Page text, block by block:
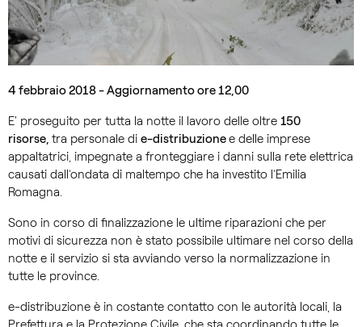
4 febbraio 2018 - Aggiornamento ore 12,00
E' proseguito per tutta la notte il lavoro delle oltre 150
risorse, tra personale di e-distribuzionee delle imprese
appaltatrici, impegnate a fronteggiare i danni sulla rete elettrica
causati dall’ondata di maltempo che ha investito l’Emilia
Romagna.
Sono in corso di finalizzazione le ultime riparazioni che per
motivi di sicurezza non è stato possibile ultimare nel corso della
notte e il servizio si sta avviando verso la normalizzazione in
tutte le province.
e-distribuzione è in costante contatto con le autorità locali, la